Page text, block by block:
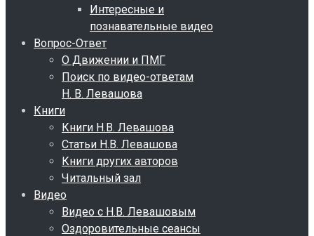
Интересные и
познавательные видео
Вопрос-Ответ
О Движении и ПМГ
Поиск по видео-ответам
Н. В. Левашова
Книги
Книги Н.В. Левашова
Статьи Н.В. Левашова
Книги других авторов
Читальный зал
Видео
Видео с Н.В. Левашовым
Оздоровительные сеансы